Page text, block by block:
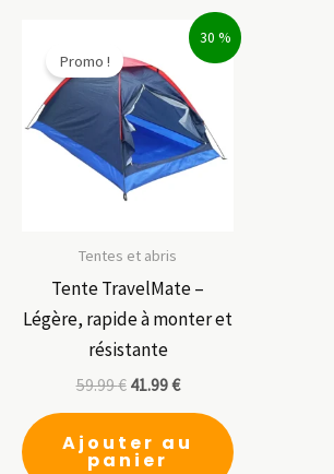
variations.
Les
30 %
Promo !
Tentes et abris
Tente TravelMate –
Légère, rapide à monter et
résistante
59.99€ 41.99€
Ajouter au
panier